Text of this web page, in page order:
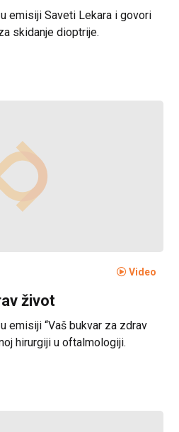
emisiji Saveti Lekara i govori
skidanje dioptrije.
Video
život
emisiji “Vaš bukvar za zdrav
hirurgiji u oftalmologiji.